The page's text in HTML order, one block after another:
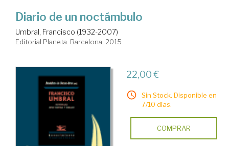
Diario de un noctámbulo
Umbral, Francisco (1932-2007)
Editorial Planeta. Barcelona, 2015
22,00 €
Sin Stock. Disponible en
7/10 días.
COMPRAR